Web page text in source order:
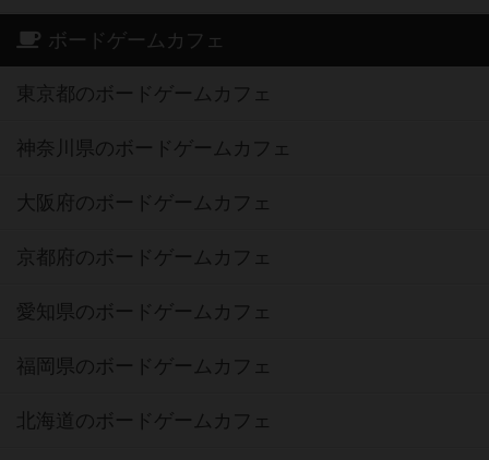
ボードゲームカフェ
東京都のボードゲームカフェ
神奈川県のボードゲームカフェ
大阪府のボードゲームカフェ
京都府のボードゲームカフェ
愛知県のボードゲームカフェ
福岡県のボードゲームカフェ
北海道のボードゲームカフェ